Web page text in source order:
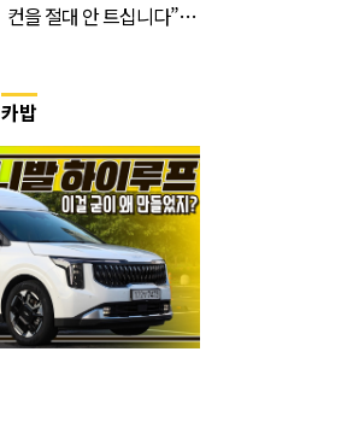
컨을 절대 안 트십니다”…
카밥